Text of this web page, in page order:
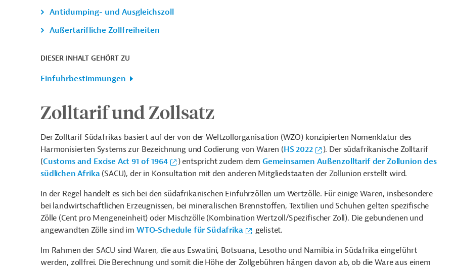
Antidumping- und Ausgleichszoll
Außertarifliche Zollfreiheiten
DIESER INHALT GEHÖRT ZU
Einfuhrbestimmungen
Zolltarif und Zollsatz
Der Zolltarif Südafrikas basiert auf der von der Weltzollorganisation (WZO) konzipierten Nomenklatur des
Harmonisierten Systems zur Bezeichnung und Codierung von Waren (HS 2022
). Der südafrikanische Zolltarif
(Customs and Excise Act 91 of 1964 ) entspricht zudem dem Gemeinsamen Außenzolltarif der Zollunion des
südlichen Afrika(SACU), der in Konsultation mit den anderen Mitgliedstaaten der Zollunion erstellt wird.
In der Regel handelt es sich bei den südafrikanischen Einfuhrzöllen um Wertzölle. Für einige Waren, insbesondere
bei landwirtschaftlichen Erzeugnissen, bei mineralischen Brennstoffen, Textilien und Schuhen gelten spezifische
Zölle (Cent pro Mengeneinheit) oder Mischzölle (Kombination Wertzoll/Spezifischer Zoll). Die gebundenen und
angewandten Zölle sind im WTO-Schedule für Südafrika
gelistet.
Im Rahmen der SACU sind Waren, die aus Eswatini, Botsuana, Lesotho und Namibia in Südafrika eingeführt
werden, zollfrei. Die Berechnung und somit die Höhe der Zollgebühren hängen davon ab, ob die Ware aus einem